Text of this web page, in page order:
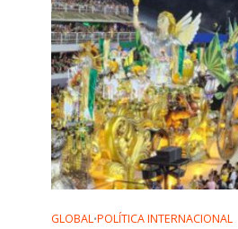
GLOBAL•POLÍTICA INTERNACIONAL